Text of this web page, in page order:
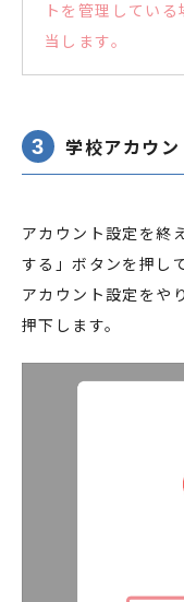
トを管理してい
当します。
3 学校アカウ
アカウント設定を終
する」ボタンを押し
アカウント設定をや
押下します。